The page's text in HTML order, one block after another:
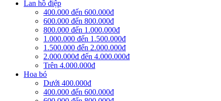
Lan hồ điệp
400.000 đến 600.000đ
600.000 đến 800.000đ
800.000 đến 1.000.000đ
1.000.000 đến 1.500.000đ
1.500.000 đến 2.000.000đ
2.000.000đ đến 4.000.000đ
Trên 4.000.000đ
Hoa bó
Dưới 400.000đ
400.000 đến 600.000đ